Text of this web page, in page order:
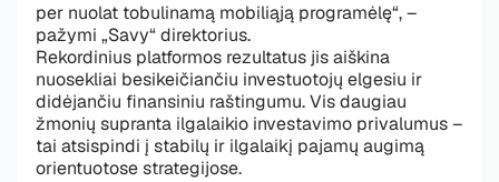
per nuolat tobulinamą mobiliąją programėlę“, –
pažymi „Savy“ direktorius.
Rekordinius platformos rezultatus jis aiškina
nuosekliai besikeičiančiu investuotojų elgesiu ir
didėjančiu finansiniu raštingumu. Vis daugiau
žmonių supranta ilgalaikio investavimo privalumus –
tai atsispindi į stabilų ir ilgalaikį pajamų augimą
orientuotose strategijose.